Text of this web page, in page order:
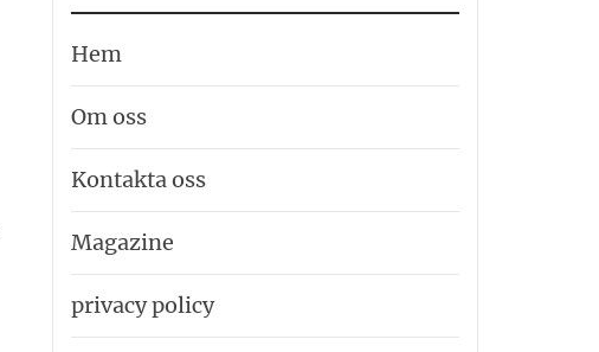
Hem
Om oss
Kontakta oss
Magazine
privacy policy